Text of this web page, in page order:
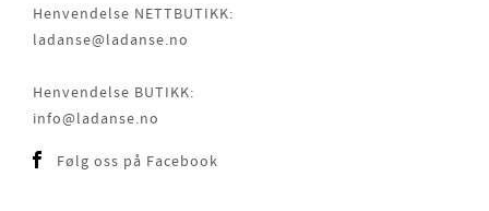
Henvendelse NETTBUTIKK:
ladanse@ladanse.no
Henvendelse BUTIKK:
info@ladanse.no
Følg oss på Facebook